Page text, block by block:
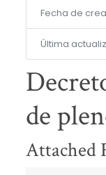
Fecha de
Última
de
Attached